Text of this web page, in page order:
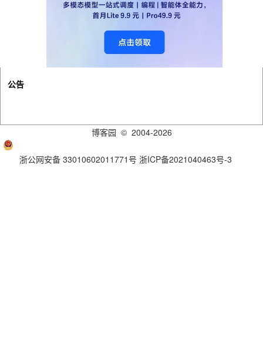
公告
博客园 © 2004-2026
浙公网安备 33010602011771号 浙ICP备2021040463号-3